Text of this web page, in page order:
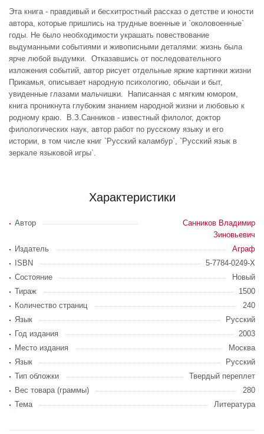
Эта книга - правдивый и бесхитростный рассказ о детстве и юности
автора, которые пришлись на трудные военные и `околовоенные`
годы. Не было необходимости украшать повествование
выдуманными событиями и живописными деталями: жизнь была
ярче любой выдумки. Отказавшись от последовательного
изложения событий, автор рисует отдельные яркие картинки жизни
Прикамья, описывает народную психологию, обычаи и быт,
увиденные глазами мальчишки. Написанная с мягким юмором,
книга проникнута глубоким знанием народной жизни и любовью к
родному краю. В.З.Санников - известный филолог, доктор
филологических наук, автор работ по русскому языку и его
истории, в том числе книг `Русский каламбур`, `Русский язык в
зеркале языковой игры`.
Характеристики
Автор
Санников Владимир
Зиновьевич
Издатель
Аграф
ISBN
5-7784-0249-Х
Состояние
Новый
Тираж
1500
Количество страниц
240
Язык
Русский
Год издания
2003
Место издания
Москва
Язык
Русский
Тип обложки
Твердый переплет
Вес товара (граммы)
280
Тема
Литература